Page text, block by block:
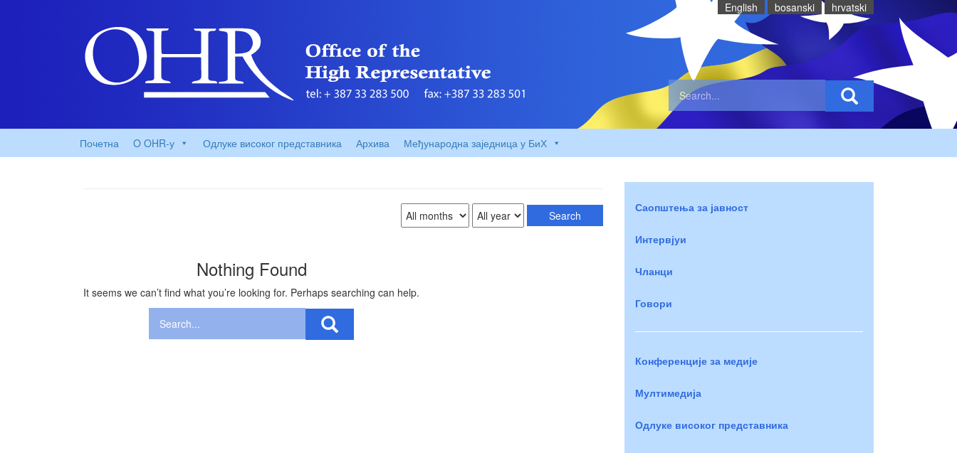
English bosanski hrvatski
Почетна O OHR-у Одлуке високог представника Архива Међународна заједница у БиХ
Nothing Found
It seems we can’t find what you’re looking for. Perhaps searching can help.
Саопштења за јавност
Интервјуи
Чланци
Говори
Конференције за медије
Мултимедија
Одлуке високог представника